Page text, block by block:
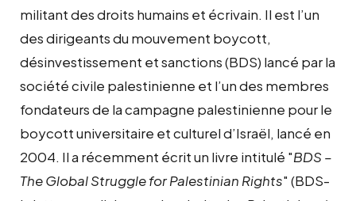
militant des droits humains et écrivain. Il est l’un
des dirigeants du mouvement boycott,
désinvestissement et sanctions (BDS) lancé par la
société civile palestinienne et l’un des membres
fondateurs de la campagne palestinienne pour le
boycott universitaire et culturel d’Israël, lancé en
2004. Il a récemment écrit un livre intitulé "BDS –
The Global Struggle for Palestinian Rights" (BDS-